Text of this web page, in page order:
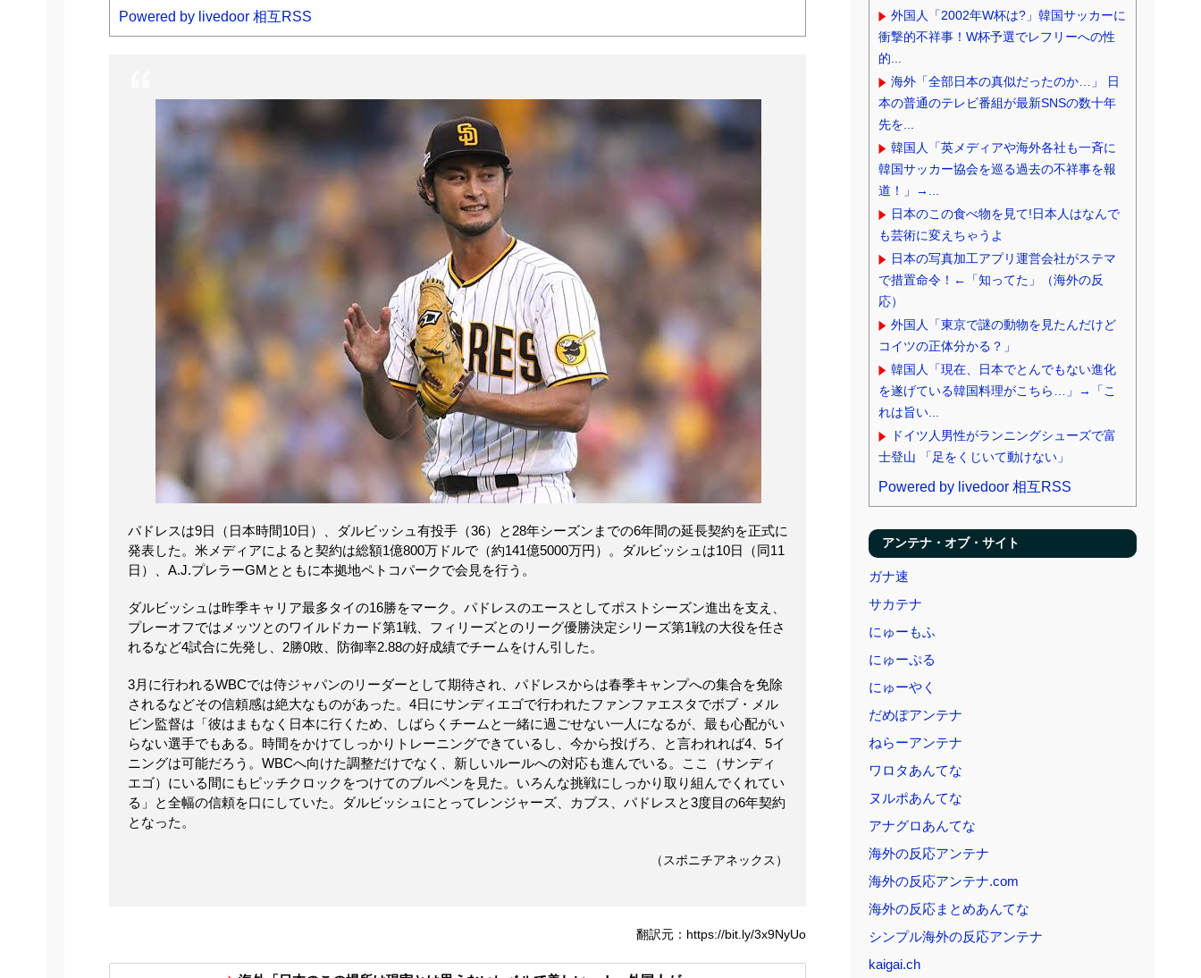
Powered by livedoor 相互RSS
パドレスは9日（日本時間10日）、ダルビッシュ有投手（36）と28年シーズンまでの6年間の延長契約を正式に
発表した。米メディアによると契約は総額1億800万ドルで（約141億5000万円）。ダルビッシュは10日（同11
日）、A.J.プレラーGMとともに本拠地ペトコパークで会見を行う。
ダルビッシュは昨季キャリア最多タイの16勝をマーク。パドレスのエースとしてポストシーズン進出を支え、
プレーオフではメッツとのワイルドカード第1戦、フィリーズとのリーグ優勝決定シリーズ第1戦の大役を任さ
れるなど4試合に先発し、2勝0敗、防御率2.88の好成績でチームをけん引した。
3月に行われるWBCでは侍ジャパンのリーダーとして期待され、パドレスからは春季キャンプへの集合を免除
されるなどその信頼感は絶大なものがあった。4日にサンディエゴで行われたファンファエスタでボブ・メル
ビン監督は「彼はまもなく日本に行くため、しばらくチームと一緒に過ごせない一人になるが、最も心配がい
らない選手でもある。時間をかけてしっかりトレーニングできているし、今から投げろ、と言われれば4、5イ
ニングは可能だろう。WBCへ向けた調整だけでなく、新しいルールへの対応も進んでいる。ここ（サンディ
エゴ）にいる間にもピッチクロックをつけてのブルペンを見た。いろんな挑戦にしっかり取り組んでくれてい
る」と全幅の信頼を口にしていた。ダルビッシュにとってレンジャーズ、カブス、パドレスと3度目の6年契約
となった。
（スポニチアネックス）
翻訳元：https://bit.ly/3x9NyUo
外国人「2002年W杯は?」韓国サッカーに
衝撃的不祥事！W杯予選でレフリーへの性
的...
海外「全部日本の真似だったのか…」 日
本の普通のテレビ番組が最新SNSの数十年
先を...
韓国人「英メディアや海外各社も一斉に
韓国サッカー協会を巡る過去の不祥事を報
道！」→...
日本のこの食べ物を見て!日本人はなんで
も芸術に変えちゃうよ
日本の写真加工アプリ運営会社がステマ
で措置命令！←「知ってた」（海外の反
応）
外国人「東京で謎の動物を見たんだけど
コイツの正体分かる？」
韓国人「現在、日本でとんでもない進化
を遂げている韓国料理がこちら…」→「こ
れは旨い...
ドイツ人男性がランニングシューズで富
士登山 「足をくじいて動けない」
Powered by livedoor 相互RSS
アンテナ・オブ・サイト
ガナ速
サカテナ
にゅーもふ
にゅーぷる
にゅーやく
だめぽアンテナ
ねらーアンテナ
ワロタあんてな
ヌルポあんてな
アナグロあんてな
海外の反応アンテナ
海外の反応アンテナ.com
海外の反応まとめあんてな
シンプル海外の反応アンテナ
kaigai.ch